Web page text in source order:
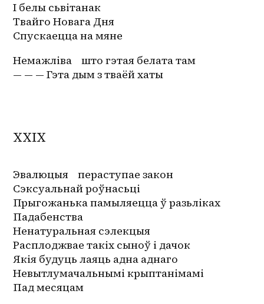
І белы сьвітанак
Твайго Новага Дня
Спускаецца на мяне
Немажліва    што гэтая белата там
— — — Гэта дым з тваёй хаты
XXIX
Эвалюцыя    пераступае закон
Сэксуальнай роўнасьці
Прыгожанька памыляецца ў разьліках
Падабенства
Ненатуральная сэлекцыя
Расплоджвае такіх сыноў і дачок
Якія будуць лаяць адна аднаго
Невытлумачальнымі крыптанімамі
Пад месяцам